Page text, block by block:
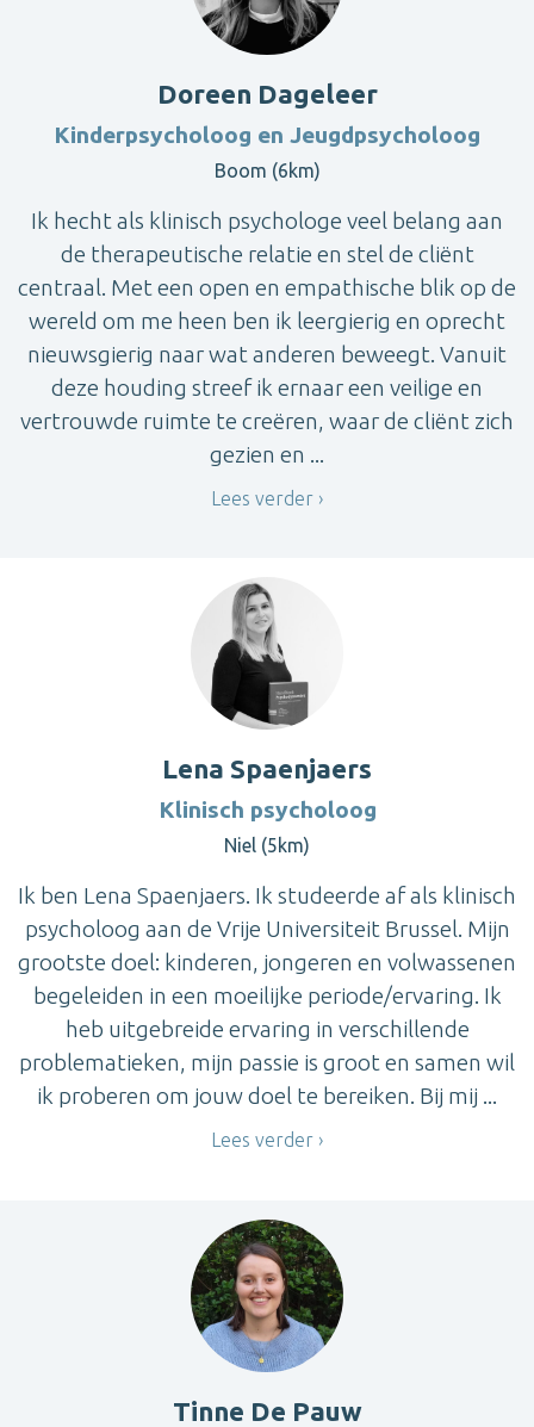
Doreen Dageleer
Kinderpsycholoog en Jeugdpsycholoog
Boom (6km)
Ik hecht als klinisch psychologe veel belang aan
de therapeutische relatie en stel de cliënt
centraal. Met een open en empathische blik op de
wereld om me heen ben ik leergierig en oprecht
nieuwsgierig naar wat anderen beweegt. Vanuit
deze houding streef ik ernaar een veilige en
vertrouwde ruimte te creëren, waar de cliënt zich
gezien en ...
Lees verder
Lena Spaenjaers
Klinisch psycholoog
Niel (5km)
Ik ben Lena Spaenjaers. Ik studeerde af als klinisch
psycholoog aan de Vrije Universiteit Brussel. Mijn
grootste doel: kinderen, jongeren en volwassenen
begeleiden in een moeilijke periode/ervaring. Ik
heb uitgebreide ervaring in verschillende
problematieken, mijn passie is groot en samen wil
ik proberen om jouw doel te bereiken. Bij mij ...
Lees verder
Tinne De Pauw